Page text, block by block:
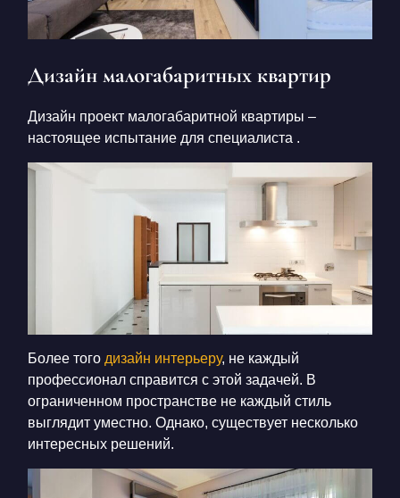
Дизайн малогабаритных квартир
Дизайн проект малогабаритной квартиры –
настоящее испытание для специалиста .
Более того дизайн интерьеру, не каждый
профессионал справится с этой задачей. В
ограниченном пространстве не каждый стиль
выглядит уместно. Однако, существует несколько
интересных решений.